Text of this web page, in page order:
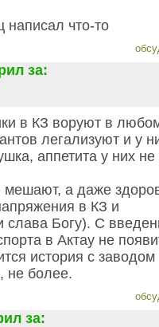
что-то
за:
в КЗ воруют в
легализуют и у
аппетита у них не
мешают, а даже
в КЗ и
слава Богу). С
в Актау не
история с заводом
не более.
за: